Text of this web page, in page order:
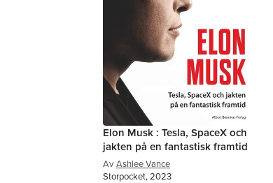
Elon Musk : Tesla, SpaceX och
jakten på en fantastisk framtid
Av Ashlee Vance
Storpocket, 2023